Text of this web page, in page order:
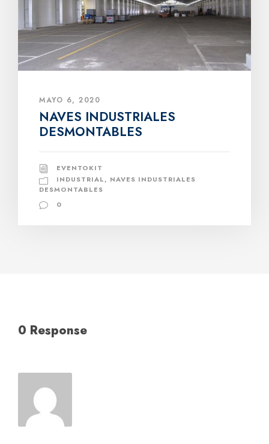
MAYO 6, 2020
NAVES INDUSTRIALES
DESMONTABLES
EVENTOKIT
INDUSTRIAL, NAVES INDUSTRIALES
DESMONTABLES
0
0 Response